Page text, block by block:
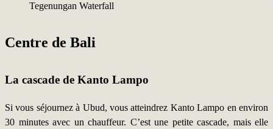
Tegenungan Waterfall
Centre de Bali
La cascade de Kanto Lampo
Si vous séjournez à Ubud, vous atteindrez Kanto Lampo en environ
30 minutes avec un chauffeur. C’est une petite cascade, mais elle